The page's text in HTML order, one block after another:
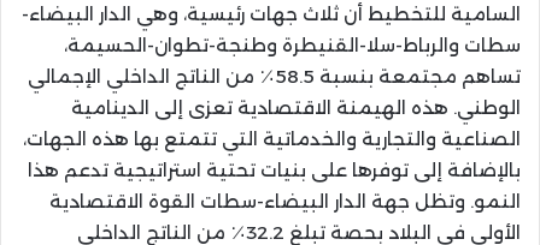
السامية للتخطيط أن ثلاث جهات رئيسية، وهي الدار البيضاء-
سطات والرباط-سلا-القنيطرة وطنجة-تطوان-الحسيمة،
تساهم مجتمعة بنسبة 58.5٪ من الناتج الداخلي الإجمالي
الوطني. هذه الهيمنة الاقتصادية تعزى إلى الدينامية
الصناعية والتجارية والخدماتية التي تتمتع بها هذه الجهات،
بالإضافة إلى توفرها على بنيات تحتية استراتيجية تدعم هذا
النمو. وتظل جهة الدار البيضاء-سطات القوة الاقتصادية
الأولى في البلاد بحصة تبلغ 32.2٪ من الناتج الداخلي